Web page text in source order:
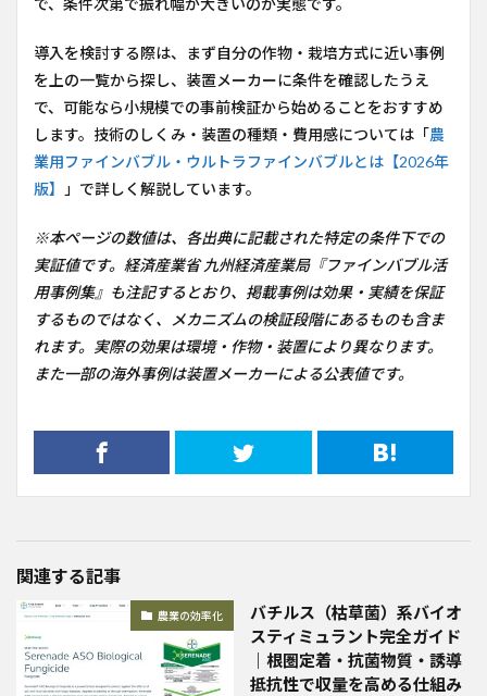
で、条件次第で振れ幅が大きいのが実態です。
導入を検討する際は、まず自分の作物・栽培方式に近い事例
を上の一覧から探し、装置メーカーに条件を確認したうえ
で、可能なら小規模での事前検証から始めることをおすすめ
します。技術のしくみ・装置の種類・費用感については「農
業用ファインバブル・ウルトラファインバブルとは【2026年
版】
」で詳しく解説しています。
※本ページの数値は、各出典に記載された特定の条件下での
実証値です。経済産業省 九州経済産業局『ファインバブル活
用事例集』も注記するとおり、掲載事例は効果・実績を保証
するものではなく、メカニズムの検証段階にあるものも含ま
れます。実際の効果は環境・作物・装置により異なります。
また一部の海外事例は装置メーカーによる公表値です。
関連する記事
農業の効率化
バチルス（枯草菌）系バイオ
スティミュラント完全ガイド
｜根圏定着・抗菌物質・誘導
抵抗性で収量を高める仕組み